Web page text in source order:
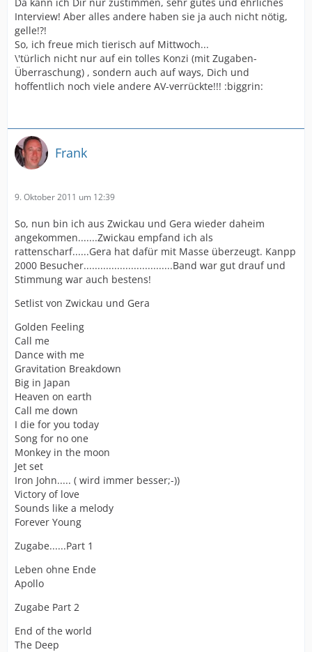
Interview! Aber alles andere haben sie ja auch nicht nötig,
gelle!?!
So, ich freue mich tierisch auf Mittwoch...
\'türlich nicht nur auf ein tolles Konzi (mit Zugaben-
Überraschung) , sondern auch auf ways, Dich und
hoffentlich noch viele andere AV-verrückte!!! :biggrin:
Frank
9. Oktober 2011 um 12:39
So, nun bin ich aus Zwickau und Gera wieder daheim
angekommen.......Zwickau empfand ich als
rattenscharf......Gera hat dafür mit Masse überzeugt. Kanpp
2000 Besucher................................Band war gut drauf und
Stimmung war auch bestens!
Setlist von Zwickau und Gera
Golden Feeling
Call me
Dance with me
Gravitation Breakdown
Big in Japan
Heaven on earth
Call me down
I die for you today
Song for no one
Monkey in the moon
Jet set
Iron John..... ( wird immer besser;-))
Victory of love
Sounds like a melody
Forever Young
Zugabe......Part 1
Leben ohne Ende
Apollo
Zugabe Part 2
End of the world
The Deep